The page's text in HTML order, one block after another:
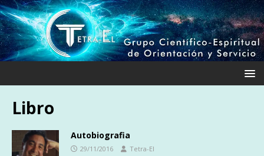
Libro
Autobiografia
29/11/2016 Tetra-El